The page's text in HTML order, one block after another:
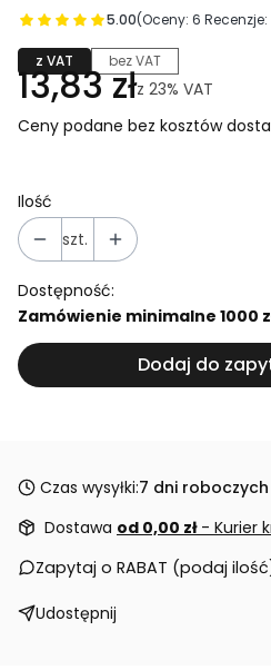
5.00(Oceny: 6 Recenzje:
z VAT bez VAT
13,83 złz 23% VAT
Ceny podane bez kosztów
Ilość
szt.
Dostępność:
Zamówienie minimalne 1000
Dodaj do
Czas wysyłki:7 dni roboczych
Dostawa od 0,00 zł - Kurier
Zapytaj o RABAT (podaj
Udostępnij